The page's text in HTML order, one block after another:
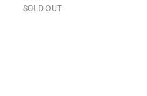
44
SOLD OUT